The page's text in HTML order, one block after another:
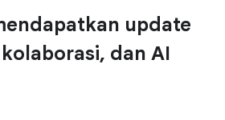
update
dan AI